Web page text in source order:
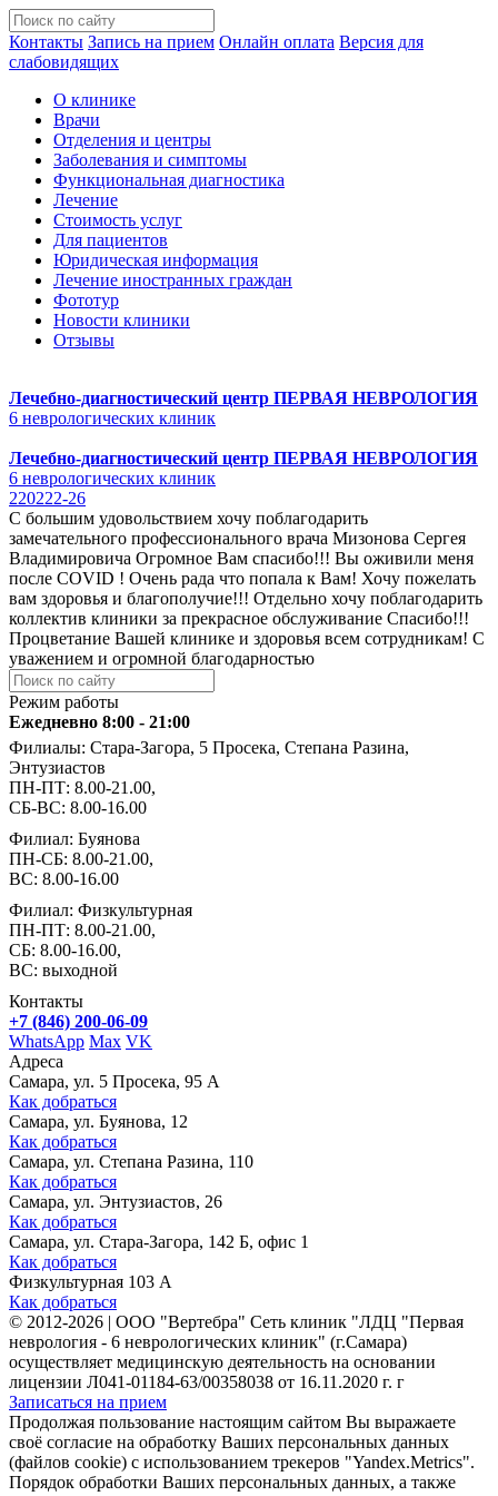
Контакты Запись на прием Онлайн оплата Версия для
слабовидящих
О клинике
Врачи
Отделения и центры
Заболевания и симптомы
Функциональная диагностика
Лечение
Стоимость услуг
Для пациентов
Юридическая информация
Лечение иностранных граждан
Фототур
Новости клиники
Отзывы
Лечебно-диагностический центр ПЕРВАЯ НЕВРОЛОГИЯ
6 неврологических клиник
Лечебно-диагностический центр ПЕРВАЯ НЕВРОЛОГИЯ
6 неврологических клиник
220222-26
С большим удовольствием хочу поблагодарить
замечательного профессионального врача Мизонова Сергея
Владимировича Огромное Вам спасибо!!! Вы оживили меня
после COVID ! Очень рада что попала к Вам! Хочу пожелать
вам здоровья и благополучие!!! Отдельно хочу поблагодарить
коллектив клиники за прекрасное обслуживание Спасибо!!!
Процветание Вашей клинике и здоровья всем сотрудникам! С
уважением и огромной благодарностью
Режим работы
Ежедневно 8:00 - 21:00
Филиалы: Стара-Загора, 5 Просека, Степана Разина,
Энтузиастов
ПН-ПТ: 8.00-21.00,
СБ-ВС: 8.00-16.00
Филиал: Буянова
ПН-СБ: 8.00-21.00,
ВС: 8.00-16.00
Филиал: Физкультурная
ПН-ПТ: 8.00-21.00,
СБ: 8.00-16.00,
ВС: выходной
Контакты
+7 (846) 200-06-09
WhatsApp Max VK
Адреса
Самара, ул. 5 Просека, 95 А
Как добраться
Самара, ул. Буянова, 12
Как добраться
Самара, ул. Степана Разина, 110
Как добраться
Самара, ул. Энтузиастов, 26
Как добраться
Самара, ул. Стара-Загора, 142 Б, офис 1
Как добраться
Физкультурная 103 А
Как добраться
© 2012-2026 | ООО "Вертебра" Сеть клиник "ЛДЦ "Первая
неврология - 6 неврологических клиник" (г.Самара)
осуществляет медицинскую деятельность на основании
лицензии Л041-01184-63/00358038 от 16.11.2020 г. г
Записаться на прием
Продолжая пользование настоящим сайтом Вы выражаете
своё согласие на обработку Ваших персональных данных
(файлов cookie) с использованием трекеров "Yandex.Metrics".
Порядок обработки Ваших персональных данных, а также